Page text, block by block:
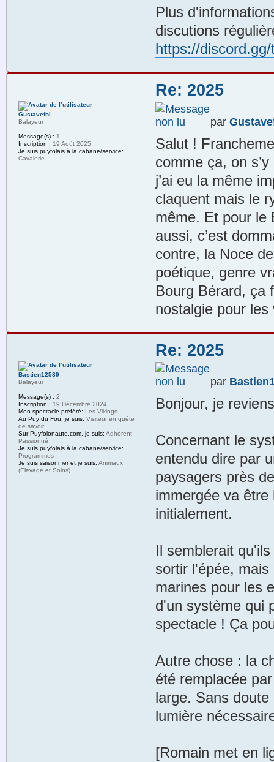
Plus
discutions
https://
Re: 2025
par
Salut !
comme ça, on
j’ai eu la même
claquent mais le
même. Et pour le
aussi, c’est
contre, la Noce
poétique, genre
Bourg Bérard, ça
nostalgie pour
Gustavefol
Balayeur
Message(s) : 1
Inscription : 19 Août 2025
Je suis puyfolais à la cabane/service:
Cavalerie
Re: 2025
par
Bonjour, je
Concernant le
entendu dire par
paysagers près
immergée va
initialement.
Il semblerait
sortir l'épée,
marines pour les
d'un système qui
spectacle ! Ça
Autre chose : la
été remplacée
large. Sans
lumière
[Romain met en
Bastien12589
Balayeur
Message(s) : 2
Inscription : 19 Décembre 2024
Mon spectacle préféré: Les Vikings
Au Puy du Fou, je suis: Visiteur en quête
de savoir
Sur Puyfolonaute.com, je suis: Adhérent
Passionné
Je suis puyfolais à la cabane/service:
Programmes
Je suis saisonnier et je suis: Animaux
(Elevage et Soins)